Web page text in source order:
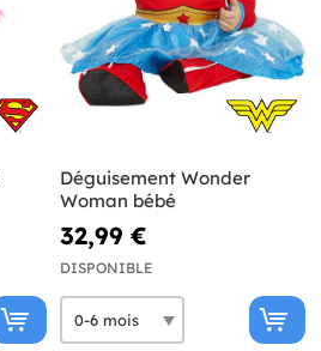
Déguisement Wonder
Woman bébé
32,99 €
DISPONIBLE